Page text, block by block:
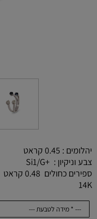
יהלומים : 0.45 קראט
צבע וניקיון : +Si1/G
ספירים כחולים 0.48 קראט
14K